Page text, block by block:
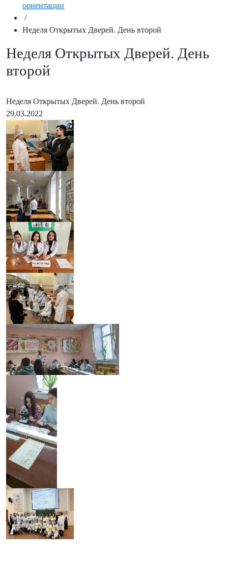
ориентации
/
Неделя Открытых Дверей. День второй
Неделя Открытых Дверей. День
второй
Неделя Открытых Дверей. День второй
29.03.2022